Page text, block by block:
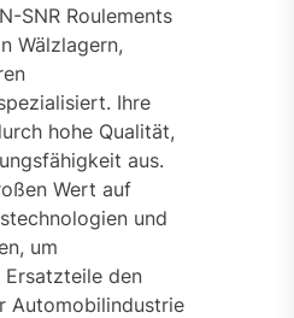
SNR Roulements
Wälzlagern,
Ihre
hohe Qualität,
aus.
Wert auf
und
um
Ersatzteile den
Automobilindustrie